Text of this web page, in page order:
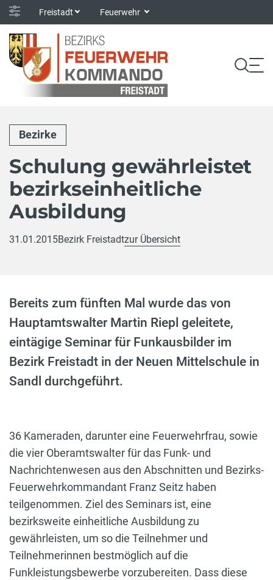
Freistadt Feuerwehr
Bezirke
Schulung gewährleistet
bezirkseinheitliche
Ausbildung
31.01.2015Bezirk Freistadtzur Übersicht
Bereits zum fünften Mal wurde das von
Hauptamtswalter Martin Riepl geleitete,
eintägige Seminar für Funkausbilder im
Bezirk Freistadt in der Neuen Mittelschule in
Sandl durchgeführt.
36 Kameraden, darunter eine Feuerwehrfrau, sowie
die vier Oberamtswalter für das Funk- und
Nachrichtenwesen aus den Abschnitten und Bezirks-
Feuerwehrkommandant Franz Seitz haben
teilgenommen. Ziel des Seminars ist, eine
bezirksweite einheitliche Ausbildung zu
gewährleisten, um so die Teilnehmer und
Teilnehmerinnen bestmöglich auf die
Funkleistungsbewerbe vorzubereiten. Dass diese